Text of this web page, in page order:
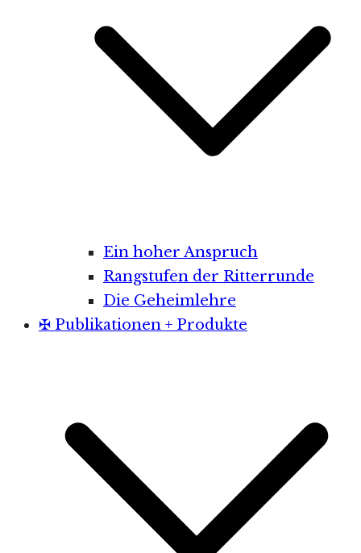
Ein hoher Anspruch
Rangstufen der Ritterrunde
Die Geheimlehre
✠ Publikationen + Produkte